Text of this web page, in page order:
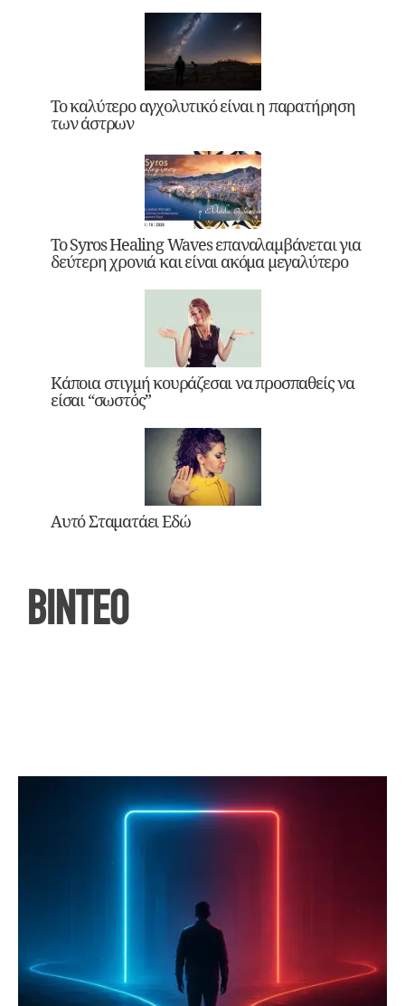
Το καλύτερο αγχολυτικό είναι η παρατήρηση
των άστρων
Το Syros Healing Waves επαναλαμβάνεται για
δεύτερη χρονιά και είναι ακόμα μεγαλύτερο
Κάποια στιγμή κουράζεσαι να προσπαθείς να
είσαι “σωστός”
Αυτό Σταματάει Εδώ
ΒΙΝΤΕΟ